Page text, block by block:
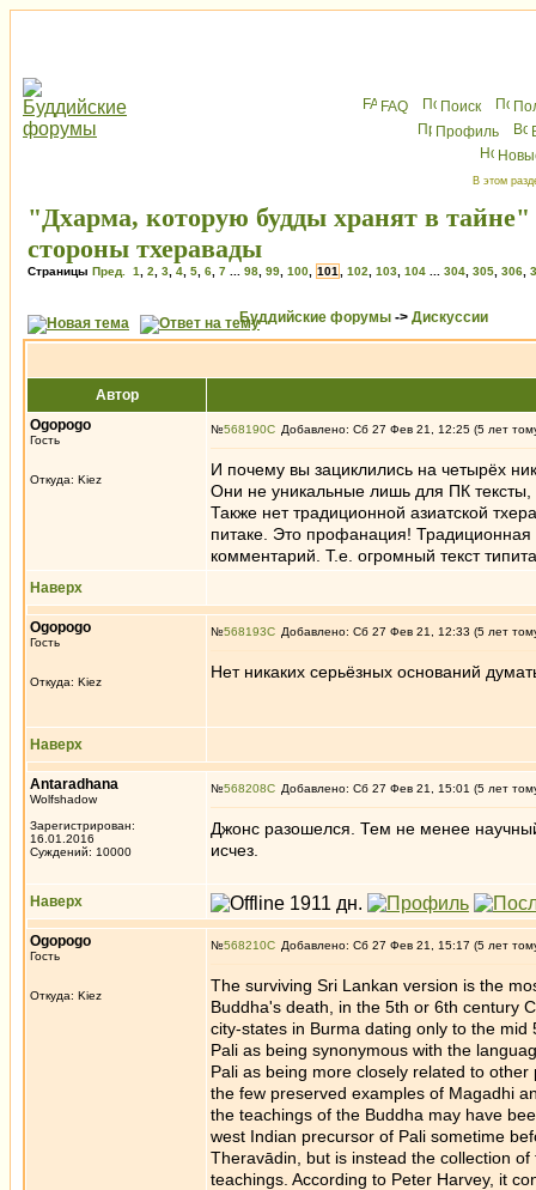
FAQ Поиск
Профиль
В этом
"Дхарма, которую будды хранят в
стороны тхеравады
Страницы Пред. 1 2 3 4 5 6 7 98 99 100 101 102 103 104 304 305 306
Буддийские форумы -> Дискуссии
Автор
Ogopogo
Гость
Откуда: Kiez
№568190 Добавлено: Сб 27 Фев 21, 12:25 (5 лет
И почему вы зациклились на четырёх
Они не уникальные лишь для ПК тексты,
Также нет традиционной азиатской
питаке. Это профанация! Традиционная
комментарий. Т.е. огромный текст
Наверх
Ogopogo
Гость
Откуда: Kiez
№568193 Добавлено: Сб 27 Фев 21, 12:33 (5 лет
Нет никаких серьёзных оснований
Наверх
Antaradhana
Wolfshadow
Зарегистрирован:
16.01.2016
Суждений: 10000
№568208 Добавлено: Сб 27 Фев 21, 15:01 (5 лет
Джонс разошелся. Тем не менее
исчез.
Наверх
Ogopogo
Гость
Откуда: Kiez
№568210 Добавлено: Сб 27 Фев 21, 15:17 (5 лет
The surviving Sri Lankan version is the
Buddha's death, in the 5th or 6th century
city-states in Burma dating only to the
Pali as being synonymous with the
Pali as being more closely related to
the few preserved examples of Magadhi
the teachings of the Buddha may have
west Indian precursor of Pali sometime
Theravādin, but is instead the collection
teachings. According to Peter Harvey, it